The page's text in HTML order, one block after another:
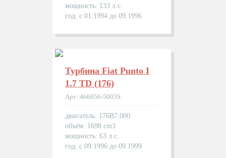
мощность: 133 л.с.
год: с 01.1994 до 09.1996
Турбина Fiat Puntо I
1.7 TD (176)
Арт: 466856-5003S
двигатель: 176B7.000
объём: 1698 cm3
мощность: 63 л.с.
год: с 09.1996 до 09.1999